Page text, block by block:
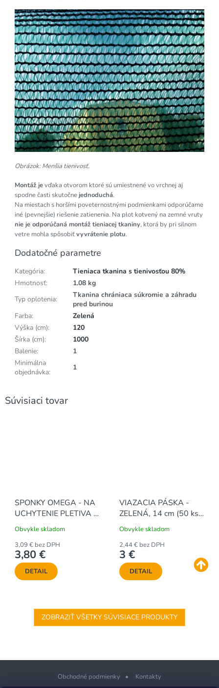
Obrázok: Menšia tienivosť.
Montáž jevďaka otvorom ktoré sú umiestnené vo vrchnej aj
spodne časti skutočnejednoduchá.
Na miestach s horšími poveternostnými podmienkami odporúčame
iné (pevnejšie) riešenie zatienenia. Na plot kotvený na zemné vruty
nie je odporúčaná montáž tieniacej tkaniny, ktorá by pri silnom
vetre mohla spôsobiťvyvrátenie plotu.
Dodatočné parametre
Kategória:
Tieniaca tkanina s tienivosťou 80%
Hmotnosť:
1.08 kg
Typ oplotenia:
Tkanina chrániaca súkromie a záhradu
pred burinou
Farba:
Zelená
Výška (cm):
120
Šírka (cm):
1000
Balenie:
1
Minimálna
objednávka:
1
Súvisiaci tovar
SPONKY OMEGA - NA
UCHYTENIE PLETIVA -
ZELENÉ (200 ks / bal.)
Obvykle skladom
3,09 € bez DPH
3,80 €
DETAIL
VIAZACIA PÁSKA -
ZELENÁ, 14 cm (50 ks /
bal.)
Obvykle skladom
2,44 € bez DPH
3 €
DETAIL
ZOBRAZIŤ VŠETKY SÚVISIACE PRODUKTY
Obchodné podmienky Kontakty